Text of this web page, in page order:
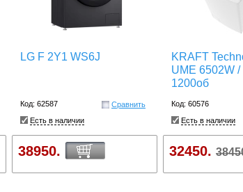
LG F 2Y1 WS6J
Код: 62587
Сравнить
Есть в наличии
38950.
KRAFT
UME 6502W /
1200об
Код: 60576
Есть в наличии
32450.